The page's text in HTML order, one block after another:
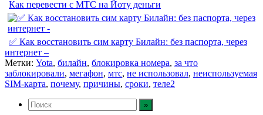
Как перевести с МТС на Йоту деньги
✅ Как восстановить сим карту Билайн: без паспорта, через
интернет –
Метки: Yota, билайн, блокировка номера, за что
заблокировали, мегафон, мтс, не использовал, неиспользуемая
SIM-карта, почему, причины, сроки, теле2